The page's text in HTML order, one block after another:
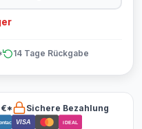
14 Tage Rückgabe
€*
Sichere Bezahlung
VISA iDEAL